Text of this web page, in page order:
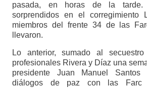
pasada, en horas de la tarde.
sorprendidos en el corregimiento
miembros del frente 34 de las
llevaron.
Lo anterior, sumado al
profesionales Rivera y Díaz una
presidente Juan Manuel
diálogos de paz con las Farc